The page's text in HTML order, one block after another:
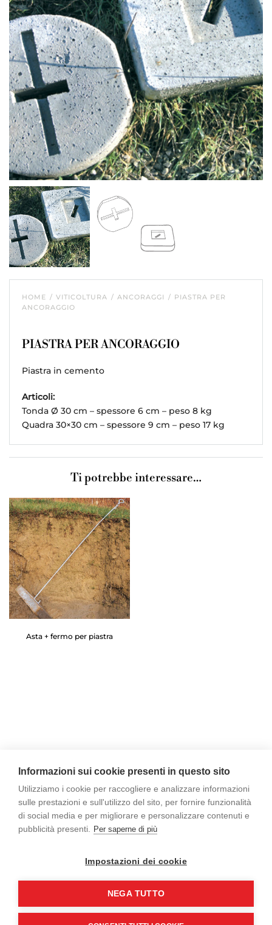
HOME VITICOLTURA ANCORAGGI
PIASTRA PER
ANCORAGGIO
PIASTRA PER ANCORAGGIO
Piastra in cemento
Articoli:
Tonda Ø 30 cm – spessore 6 cm – peso 8 kg
Quadra 30×30 cm – spessore 9 cm – peso 17 kg
Ti potrebbe interessare…
Asta + fermo per piastra
Informazioni sui cookie presenti in questo sito
Utilizziamo i cookie per raccogliere e analizzare informazioni
sulle prestazioni e sull'utilizzo del sito, per fornire funzionalità
di social media e per migliorare e personalizzare contenuti e
pubblicità presenti.
Per saperne di più
Impostazioni dei cookie
NEGA TUTTO